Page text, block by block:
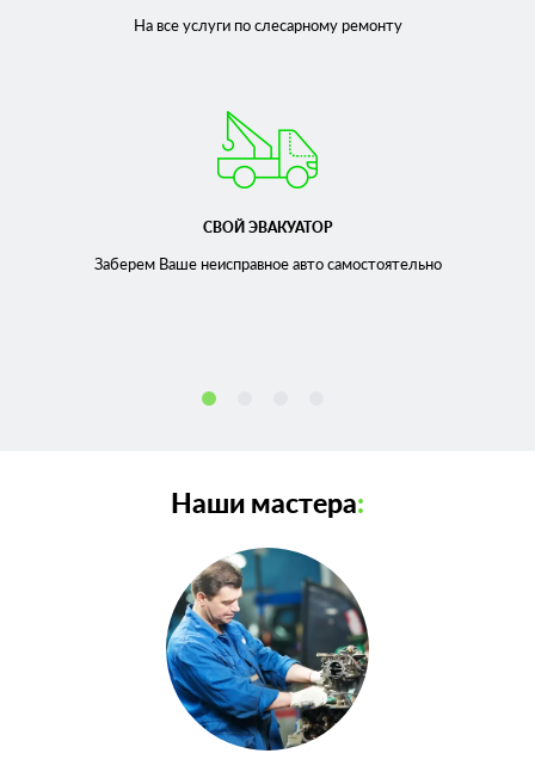
На все услуги по слесарномуремонту
СВОЙ ЭВАКУАТОР
Заберем Ваше неисправноеавто самостоятельно
Наши мастера: